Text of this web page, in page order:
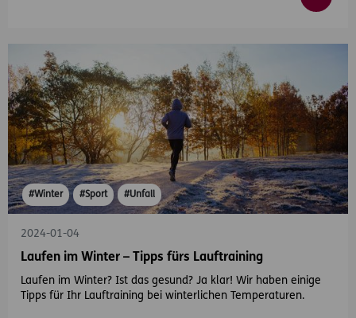
#Winter #Sport #Unfall
2024-01-04
Laufen im Winter – Tipps fürs Lauftraining
Laufen im Winter? Ist das gesund? Ja klar! Wir haben einige
Tipps für Ihr Lauftraining bei winterlichen Temperaturen.